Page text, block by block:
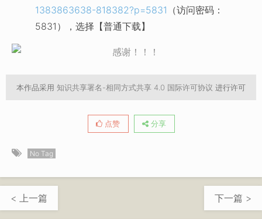
1383863638-818382?p=5831 （访问密码：
5831），选择【普通下载】
本作品采用 知识共享署名-相同方式共享 4.0 国际许可协议 进行许可
点赞 分享
No Tag
< 上一篇 下一篇 >